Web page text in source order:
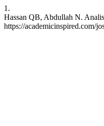
1.
Hassan QB, Abdullah N.
https://academicinspired.com/